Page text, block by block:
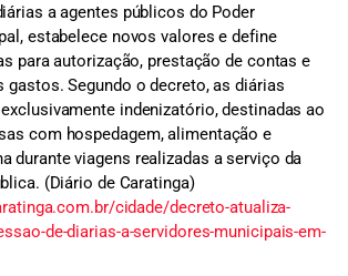
a agentes públicos do Poder
estabelece novos valores e define
para autorização, prestação de contas e
gastos. Segundo o decreto, as diárias
indenizatório, destinadas ao
com hospedagem, alimentação e
durante viagens realizadas a serviço da
(Diário de Caratinga)
cidade/decreto-atualiza-
de-diarias-a-servidores-municipais-em-